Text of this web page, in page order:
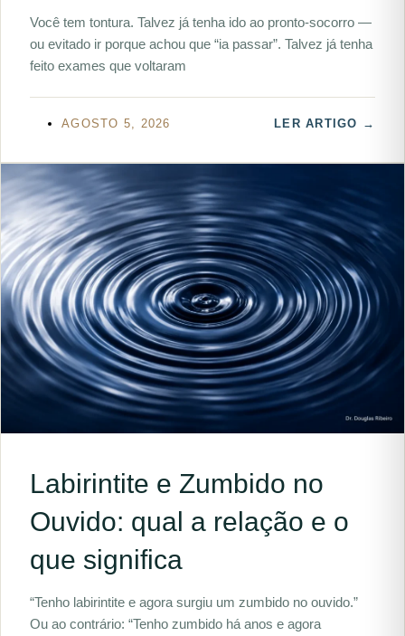
Você tem tontura. Talvez já tenha ido ao pronto-socorro —
ou evitado ir porque achou que “ia passar”. Talvez já tenha
feito exames que voltaram
AGOSTO 5, 2026 LER ARTIGO →
Labirintite e Zumbido no
Ouvido: qual a relação e o
que significa
“Tenho labirintite e agora surgiu um zumbido no ouvido.”
Ou ao contrário: “Tenho zumbido há anos e agora